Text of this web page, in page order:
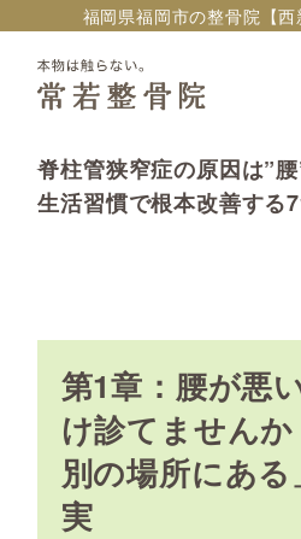
福岡県福岡市の整骨院【西
脊柱管狭窄症の原因は”
生活習慣で根本改善する
第1章：腰が悪
け診てません
別の場所にあ
実